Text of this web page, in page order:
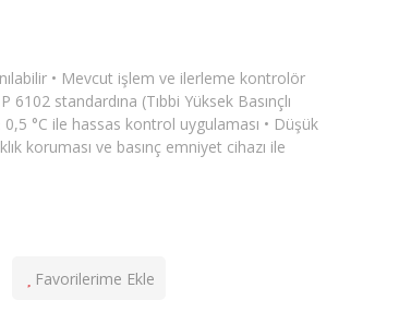
• Mevcut işlem ve ilerleme kontrolör
6102 standardına (Tıbbi Yüksek Basınçlı
°C ile hassas kontrol uygulaması • Düşük
koruması ve basınç emniyet cihazı ile